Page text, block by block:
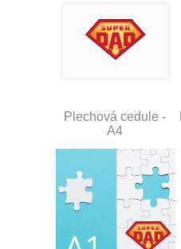
Plechová cedule -
A4